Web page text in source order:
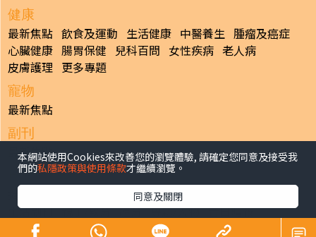
健康
最新焦點 飲食及運動 生活健康 中醫養生 腫瘤及癌症
心臟健康 腸胃保健 兒科百問 女性疾病 老人病
皮膚護理 更多專題
寵物
最新焦點
副刊
最新焦點
日報
中國/國際
生活副刊 親子/教育 體育 專題/人物 昔日晴報
本網站使用Cookies來改善您的瀏覽體驗, 請確定您同意及接受我
們的私隱政策與使用條款才繼續瀏覽。
同意及關閉